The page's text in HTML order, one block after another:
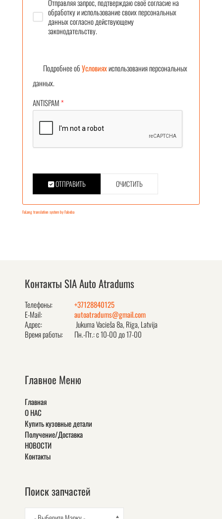
Отправляя запрос, подтверждаю своё согласие на
обработку и использование своих персональных
данных согласно действующему
законодательству.
Подробнее обУсловияхиспользования персональных
данных.
ANTISPAM*
ОТПРАВИТЬ ОЧИСТИТЬ
FaLang translation system by Faboba
Контакты SIA Auto Atradums
Телефоны:
+37128840125
E-Mail:
autoatradums@gmail.com
Адрес:
Jukuma Vacieša 8a, Rīga, Latvija
Время работы:
Пн.-Пт.: с 10-00 до 17-00
Главное Меню
Главная
О НАС
Купить кузовные детали
Получение/Доставка
НОВОСТИ
Контакты
Поиск запчастей